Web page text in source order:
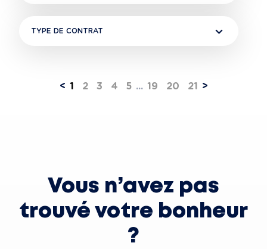
TYPE DE CONTRAT
< 1 2 3 4 5 ... 19 20 21 >
Vous n’avez pas
trouvé votre bonheur
?